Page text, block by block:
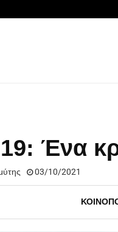
Ένα
03/10/2021